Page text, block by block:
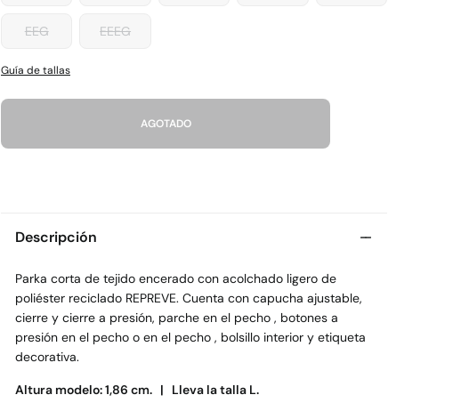
EEG EEEG
Guía de tallas
AGOTADO
Descripción
Parka corta de tejido encerado con acolchado ligero de
poliéster reciclado REPREVE. Cuenta con capucha ajustable,
cierre y cierre a presión, parche en el pecho , botones a
presión en el pecho o en el pecho , bolsillo interior y etiqueta
decorativa.
Altura modelo: 1,86 cm. | Lleva la talla L.